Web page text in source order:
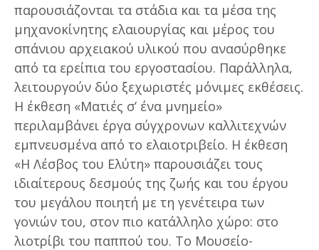
παρουσιάζονται τα στάδια και τα μέσα της
μηχανοκίνητης ελαιουργίας και μέρος του
σπάνιου αρχειακού υλικού που ανασύρθηκε
από τα ερείπια του εργοστασίου. Παράλληλα,
λειτουργούν δύο ξεχωριστές μόνιμες εκθέσεις.
Η έκθεση «Ματιές σ’ ένα μνημείο»
περιλαμβάνει έργα σύγχρονων καλλιτεχνών
εμπνευσμένα από το ελαιοτριβείο. Η έκθεση
«Η Λέσβος του Ελύτη» παρουσιάζει τους
ιδιαίτερους δεσμούς της ζωής και του έργου
του μεγάλου ποιητή με τη γενέτειρα των
γονιών του, στον πιο κατάλληλο χώρο: στο
λιοτρίβι του παππού του. Το Μουσείο-